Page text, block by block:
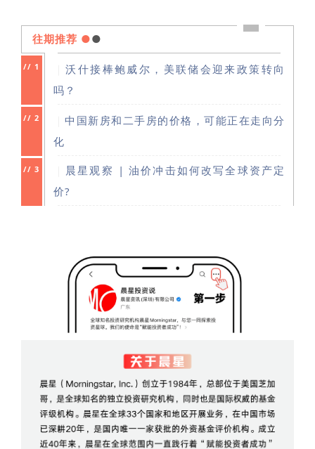
往期推荐 ●●
// 1 ｜沃什接棒鲍威尔，美联储会迎来政策转向
吗？
// 2 ｜中国新房和二手房的价格，可能正在走向分
化
// 3
晨星观察 | 油价冲击如何改写全球资产定
价?